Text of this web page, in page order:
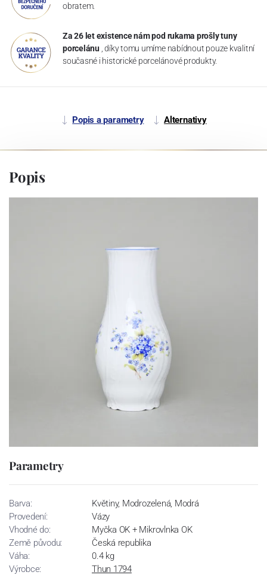
obratem.
Za 26 let existence nám pod rukama prošly tuny
porcelánu , díky tomu umíme nabídnout pouze kvalitní
současné i historické porcelánové produkty.
Popis a parametry Alternativy
Popis
Parametry
Barva:
Květiny, Modrozelená, Modrá
Provedení:
Vázy
Vhodné do:
Myčka OK + Mikrovlnka OK
Země původu:
Česká republika
Váha:
0.4 kg
Výrobce:
Thun 1794